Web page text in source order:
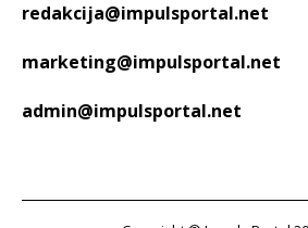
redakcija@impulsportal.net
marketing@impulsportal.net
admin@impulsportal.net